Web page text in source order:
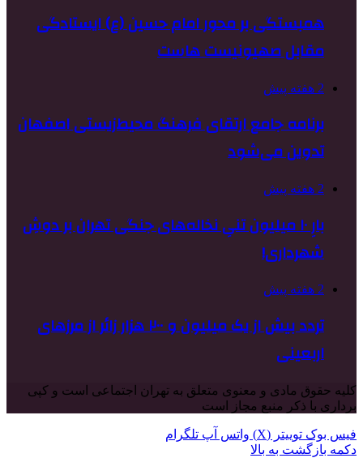
همبستگی بر محور امام حسین (ع) ایستادگی
مقابل صهیونیست هاست
2 هفته پیش
برنامه جامع ارتقای فرهنگ محیط‌زیستی اصفهان
تدوین می‌شود
2 هفته پیش
بارِ ۱۰ میلیون تنیِ نخاله‌های جنگی تهران بر دوشِ
شهرداری!
2 هفته پیش
تردد بیش از یک میلیون و ۲۰۰ هزار زائر از مرزهای
اربعینی
کلیه حقوق مادی و معنوی متعلق به تهران اجتماعی است و کپی
برداری با ذکر منبع مجاز است
فیس بوک توییتر (X) واتس آپ تلگرام
دکمه بازگشت به بالا